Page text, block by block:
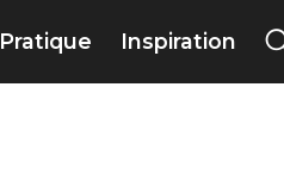
Pratique Inspiration